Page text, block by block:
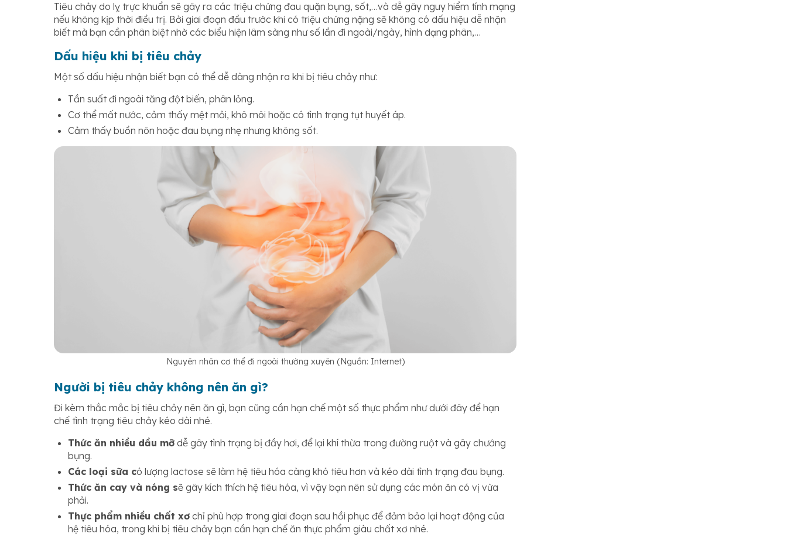
Tiêu chảy do lỵ trực khuẩn sẽ gây ra các triệu chứng đau quặn bụng, sốt,…và dễ gây nguy hiểm tính mạng
nếu không kịp thời điều trị. Bởi giai đoạn đầu trước khi có triệu chứng nặng sẽ không có dấu hiệu dễ nhận
biết mà bạn cần phân biệt nhờ các biểu hiện lâm sàng như số lần đi ngoài/ngày, hình dạng phân,…
Dấu hiệu khi bị tiêu chảy
Một số dấu hiệu nhận biết bạn có thể dễ dàng nhận ra khi bị tiêu chảy như:
Tần suất đi ngoài tăng đột biến, phân lỏng.
Cơ thể mất nước, cảm thấy mệt mỏi, khô môi hoặc có tình trạng tụt huyết áp.
Cảm thấy buồn nôn hoặc đau bụng nhẹ nhưng không sốt.
Nguyên nhân cơ thể đi ngoài thường xuyên (Nguồn: Internet)
Người bị tiêu chảy không nên ăn gì?
Đi kèm thắc mắc bị tiêu chảy nên ăn gì, bạn cũng cần hạn chế một số thực phẩm như dưới đây để hạn
chế tình trạng tiêu chảy kéo dài nhé.
Thức ăn nhiều dầu mỡ dễ gây tình trạng bị đầy hơi, để lại khí thừa trong đường ruột và gây chướng
bụng.
Các loại sữa có lượng lactose sẽ làm hệ tiêu hóa càng khó tiêu hơn và kéo dài tình trạng đau bụng.
Thức ăn cay và nóng sẽ gây kích thích hệ tiêu hóa, vì vậy bạn nên sử dụng các món ăn có vị vừa
phải.
Thực phẩm nhiều chất xơ chỉ phù hợp trong giai đoạn sau hồi phục để đảm bảo lại hoạt động của
hệ tiêu hóa, trong khi bị tiêu chảy bạn cần hạn chế ăn thực phẩm giàu chất xơ nhé.